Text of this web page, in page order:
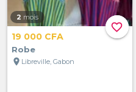
favorite_border
2 mois
19 000 CFA
Robe
location_on Libreville, Gabon